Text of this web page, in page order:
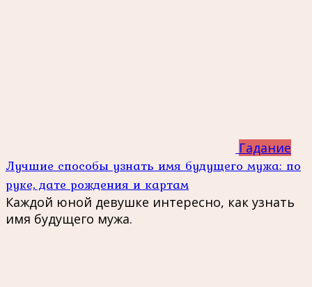
Гадание
Лучшие способы узнать имя будущего мужа: по
руке, дате рождения и картам
Каждой юной девушке интересно, как узнать
имя будущего мужа.